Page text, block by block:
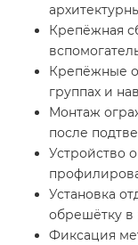
Крепёжная
Крепёжные
группах и
Монтаж
после
Устройство
Установка
обрешётку в
Фиксация